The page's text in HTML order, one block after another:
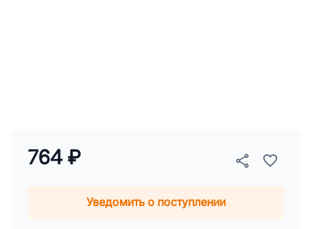
764 ₽
Уведомить о поступлении